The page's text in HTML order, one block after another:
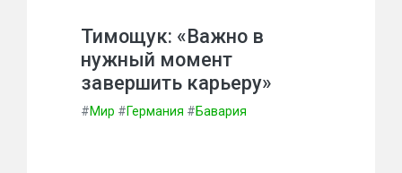
Тимощук: «Важно в
нужный момент
завершить карьеру»
#Мир #Германия #Бавария